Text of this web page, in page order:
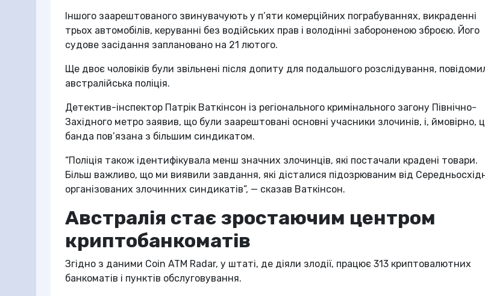
Іншого заарештованого звинувачують у п’яти комерційних пограбуваннях, викраденні
трьох автомобілів, керуванні без водійських прав і володінні забороненою зброєю. Його
судове засідання заплановано на 21 лютого.
Ще двоє чоловіків були звільнені після допиту для подальшого розслідування,
австралійська поліція.
Детектив-інспектор Патрік Ваткінсон із регіонального кримінального загону Північно-
Західного метро заявив, що були заарештовані основні учасники злочинів, і, ймовірно,
банда пов’язана з більшим синдикатом.
“Поліція також ідентифікувала менш значних злочинців, які постачали крадені товари.
Більш важливо, що ми виявили завдання, які дісталися підозрюваним від
організованих злочинних синдикатів”, — сказав Ваткінсон.
Австралія стає зростаючим центром
криптобанкоматів
Згідно з даними Coin ATM Radar, у штаті, де діяли злодії, працює 313 криптовалютних
банкоматів і пунктів обслуговування.